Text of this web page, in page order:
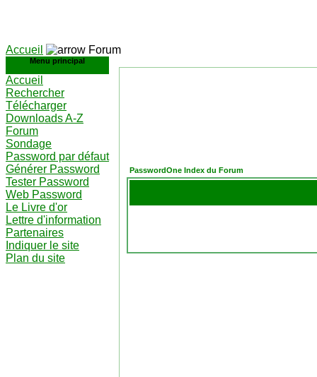
Accueil
Forum
Menu principal
Accueil
Rechercher
Télécharger
Downloads A-Z
Forum
Sondage
Password par défaut
Générer Password
Tester Password
Web Password
Le Livre d'or
Lettre d'information
Partenaires
Indiquer le site
Plan du site
PasswordOne Index du Forum